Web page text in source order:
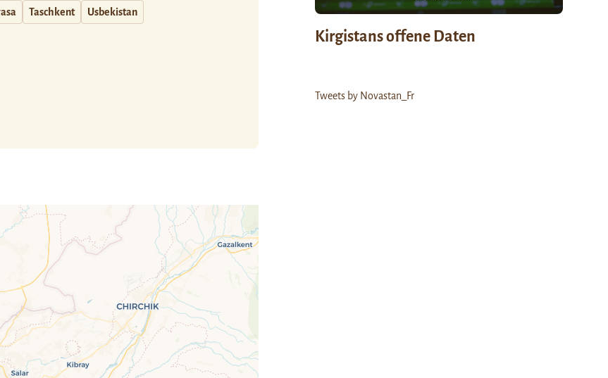
Taschkent Usbekistan
Kirgistans offene Daten
Tweets by Novastan_Fr